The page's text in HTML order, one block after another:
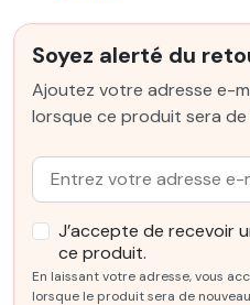
Soyez alerté du
Ajoutez votre adresse e-
lorsque ce produit sera
Email :
J’accepte de recevoir
ce produit.
En laissant votre adresse, vous
lorsque le produit sera de